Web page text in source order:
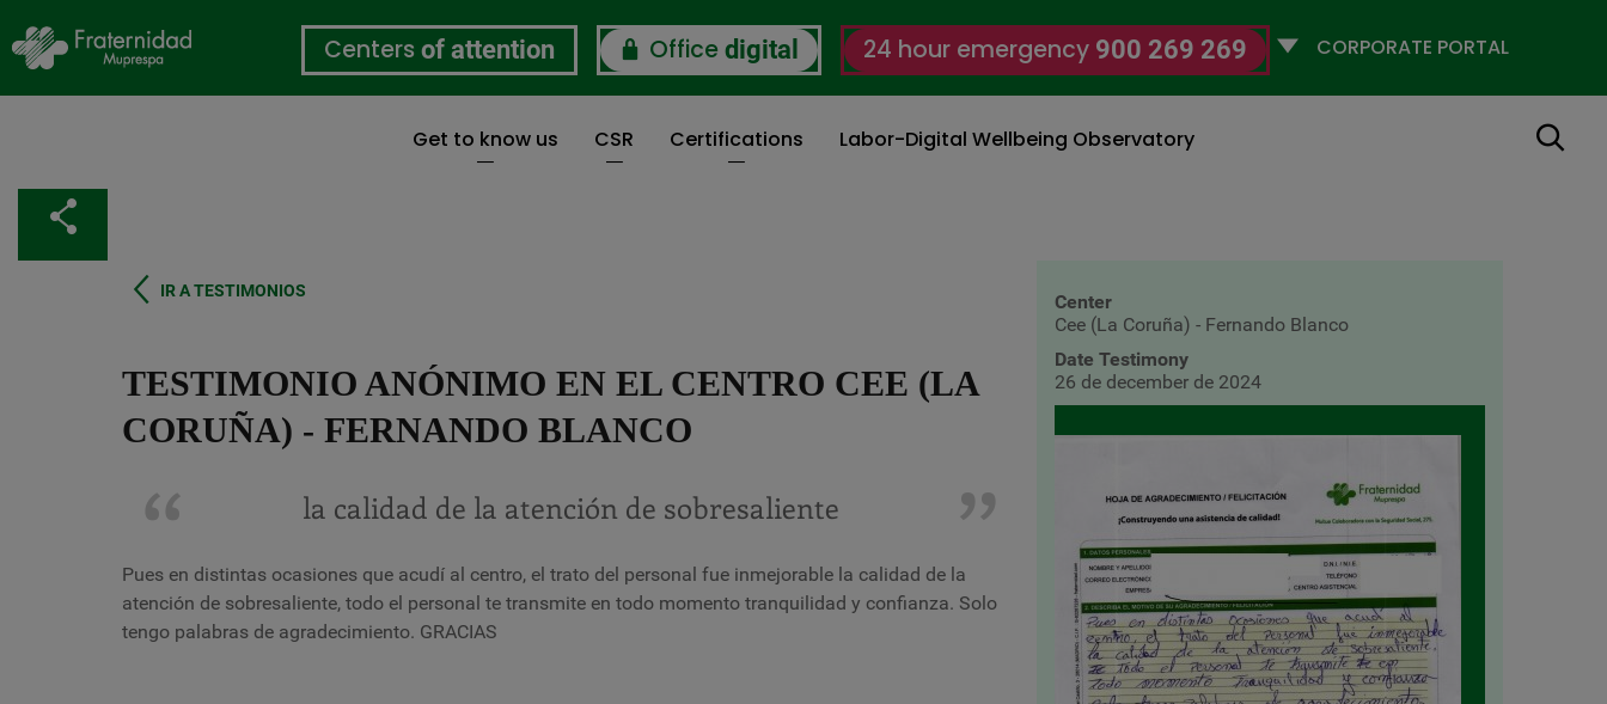
Centers of attention Office digital 24 hour emergency 900 269 269
Selecciona
Get to know us CSR Certifications Labor-Digital Wellbeing Observatory Search
IR A TESTIMONIOS
TESTIMONIO ANÓNIMO EN EL CENTRO CEE (LA
CORUÑA) - FERNANDO BLANCO
la calidad de la atención de sobresaliente
Pues en distintas ocasiones que acudí al centro, el trato del personal fue inmejorable la calidad de la
atención de sobresaliente, todo el personal te transmite en todo momento tranquilidad y confianza. Solo
tengo palabras de agradecimiento. GRACIAS
Center
Cee (La Coruña) - Fernando Blanco
Date Testimony
26 de december de 2024